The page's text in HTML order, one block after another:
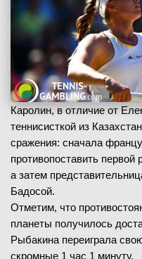
Каролин, в отличие от
теннисисткой из
сражения: сначала
противопоставить
а затем
Бадосой.
Отметим, что
планеты получилось
Рыбакина переиграла
скромные 1 час 1 минуту.